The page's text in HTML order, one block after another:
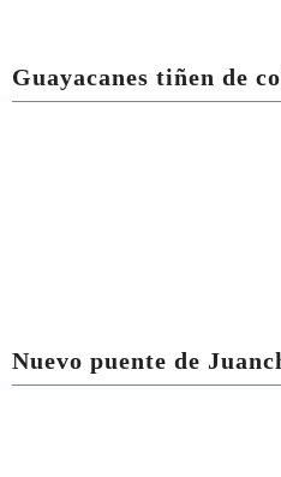
Guayacanes tiñen de
Nuevo puente de